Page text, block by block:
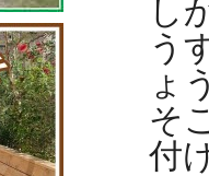
し
う
ょ
そ
付